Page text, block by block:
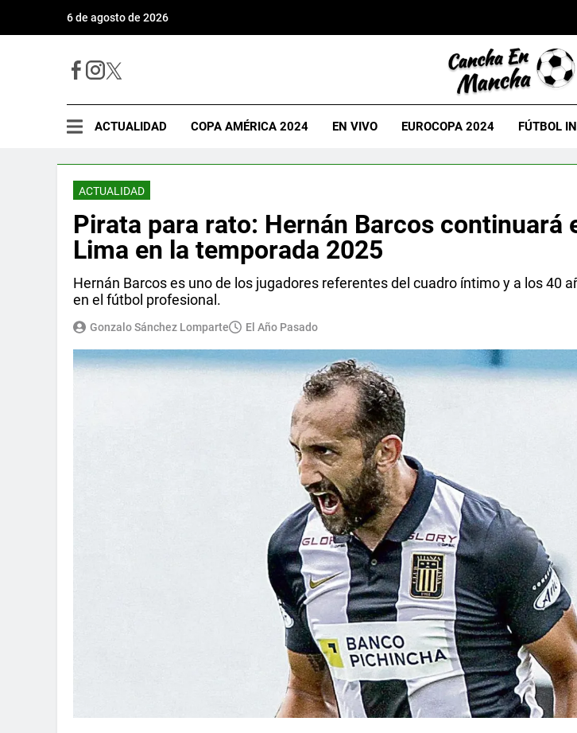
6 de agosto de 2026
ACTUALIDAD COPA AMÉRICA 2024 EN VIVO EUROCOPA 2024 FÚTBOL
ACTUALIDAD
Pirata para rato: Hernán Barcos continuará
Lima en la temporada 2025
Hernán Barcos es uno de los jugadores referentes del cuadro íntimo y a los 40
en el fútbol profesional.
Gonzalo Sánchez Lomparte El Año Pasado